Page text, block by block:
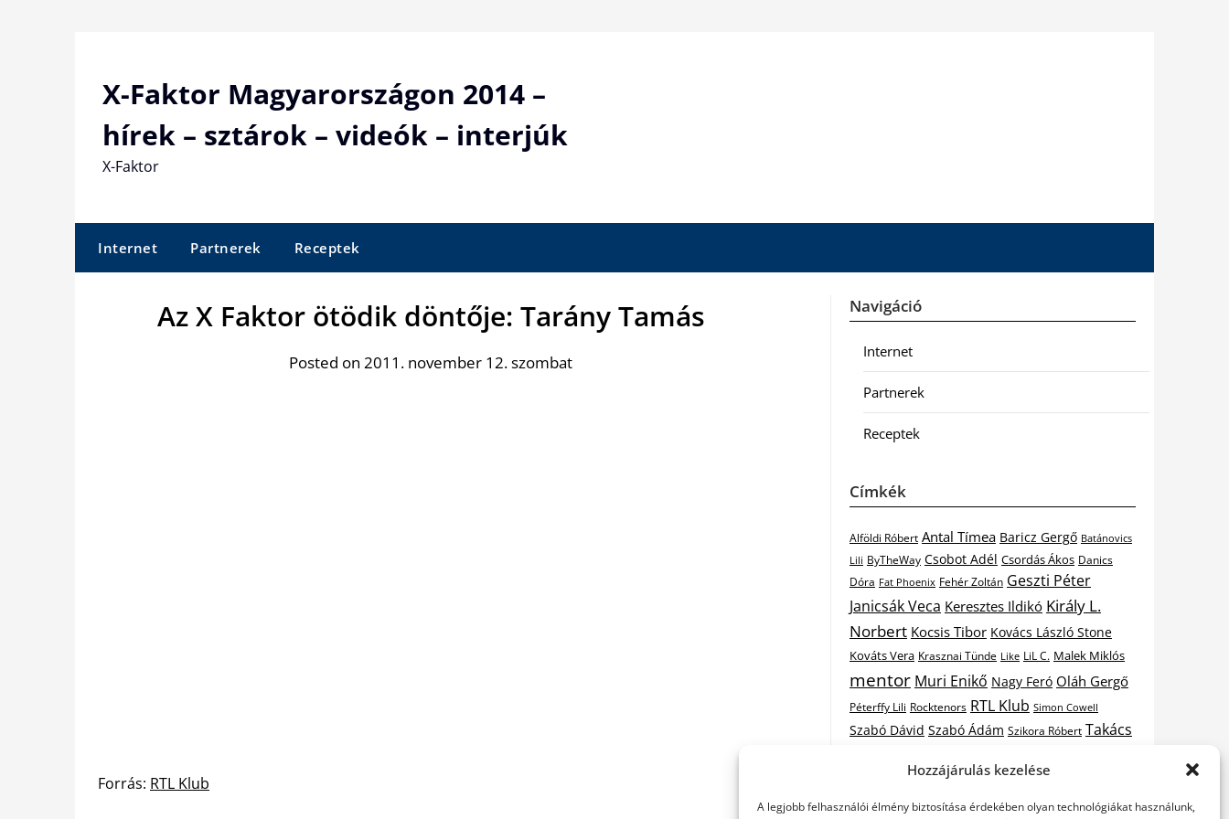
Hozzájárulás kezelése
A legjobb felhasználói élmény biztosítása érdekében olyan technológiákat használunk,
X-Faktor Magyarországon 2014 –
hírek – sztárok – videók – interjúk
X-Faktor
Internet Partnerek Receptek
Az X Faktor ötödik döntője: Tarány Tamás
Posted on 2011. november 12. szombat
Forrás: RTL Klub
Navigáció
Internet
Partnerek
Receptek
Címkék
Alföldi Róbert Antal Tímea Baricz Gergő Batánovics
Lili ByTheWay Csobot Adél Csordás Ákos Danics
Dóra Fat Phoenix Fehér Zoltán Geszti Péter
Janicsák Veca Keresztes Ildikó Király L.
Norbert Kocsis Tibor Kovács László Stone
Kováts Vera Krasznai Tünde Like LiL C. Malek Miklós
mentor Muri Enikő Nagy Feró Oláh Gergő
Péterffy Lili Rocktenors RTL Klub Simon Cowell
Szabó Dávid Szabó Ádám Szikora Róbert Takács